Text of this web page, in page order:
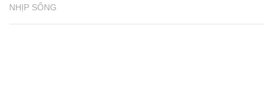
NHỊP SỐNG